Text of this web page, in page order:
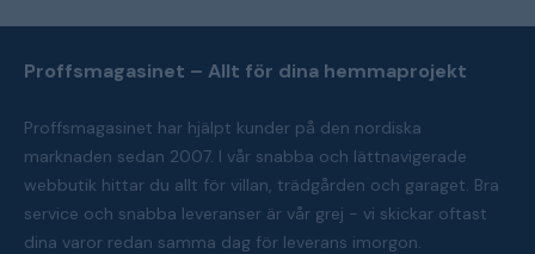
Proffsmagasinet – Allt för dina hemmaprojekt
Proffsmagasinet har hjälpt kunder på den nordiska
marknaden sedan 2007. I vår snabba och lättnavigerade
webbutik hittar du allt för villan, trädgården och garaget. Bra
service och snabba leveranser är vår grej - vi skickar oftast
dina varor redan samma dag för leverans imorgon.